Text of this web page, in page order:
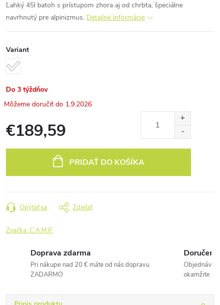
Ľahký 45l batoh s prístupom zhora aj od chrbta, špeciálne
navrhnutý pre alpinizmus. Detailné informácie
Variant
Do 3 týždňov
1.9.2026
€189,59
PRIDAŤ DO KOŠÍKA
Opýtať sa Zdieľať
Značka:C.A.M.P.
Doprava zdarma
Pri nákupe nad 20 € máte od nás dopravu
ZADARMO
okamžite